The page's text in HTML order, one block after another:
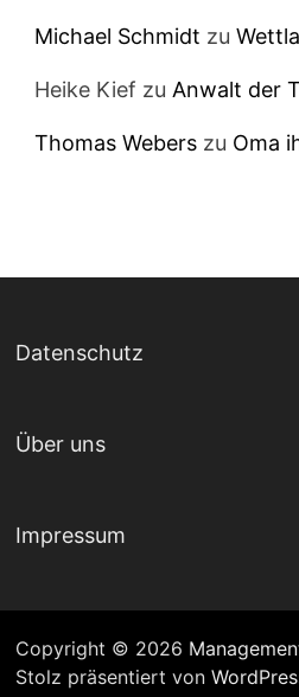
Michael Schmidt zu
Heike Kief zu Anwalt der
Thomas Webers zu Oma
Datenschutz
Über uns
Impressum
Copyright © 2026
Stolz präsentiert von